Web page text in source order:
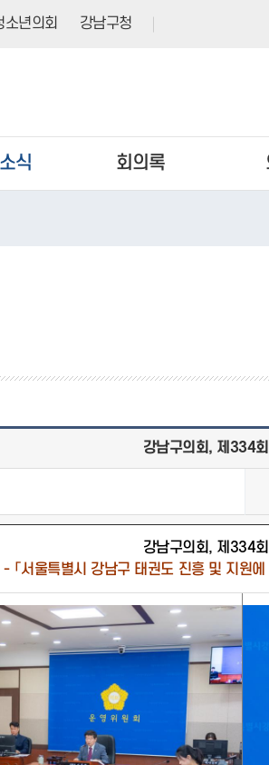
소년의회 강남구청
식 회의록
강남구의회, 제334
강남구의회, 제334
- 「서울특별시 강남구 태권도 진흥 및 지원